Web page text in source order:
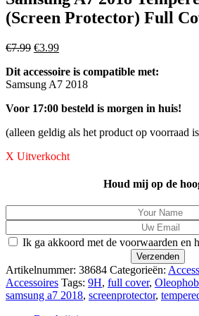
(Screen Protector) Full
€7.99 Oorspronkelijke
was:
€7.99.
€3.99Huidige
is:
€3.99.
Dit accessoire is compatible met:
Samsung A7 2018
Voor 17:00 besteld is morgen in huis!
(alleen geldig als het product op voorraad
X Uitverkocht
Houd mij op de
Ik ga akkoord met de voorwaarden en
Artikelnummer: 38684 Categorieën:
Accessoires Tags: 9H, full cover,
samsung a7 2018, screenprotector,